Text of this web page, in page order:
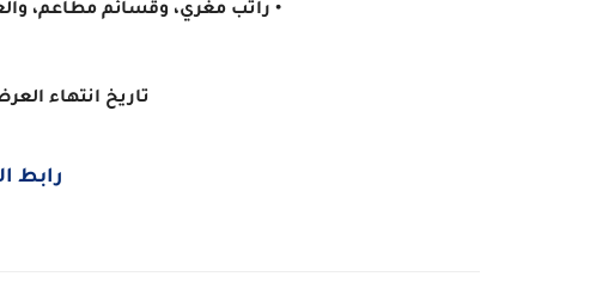
• راتب مغري، وقسائم مطاعم،
تاريخ انتهاء العرض: 7 ديسمبر
رابط